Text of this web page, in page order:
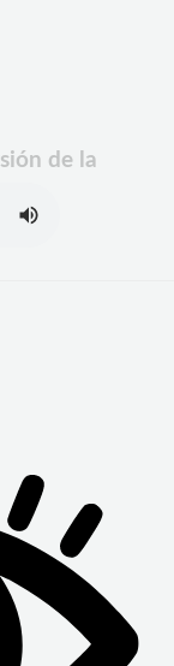
de la